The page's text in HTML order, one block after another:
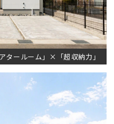
タールーム」×「超収納力」